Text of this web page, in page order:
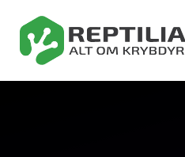
indhold